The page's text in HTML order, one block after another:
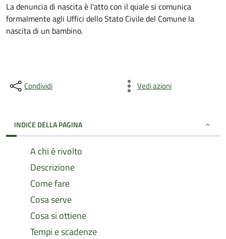
La denuncia di nascita è l'atto con il quale si comunica
formalmente agli Uffici dello Stato Civile del Comune la
nascita di un bambino.
Condividi Vedi azioni
INDICE DELLA PAGINA
A chi è rivolto
Descrizione
Come fare
Cosa serve
Cosa si ottiene
Tempi e scadenze